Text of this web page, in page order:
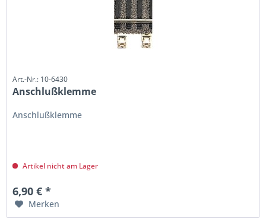
Art.-Nr.: 10-6430
Anschlußklemme
Anschlußklemme
Artikel nicht am Lager
6,90 € *
Merken